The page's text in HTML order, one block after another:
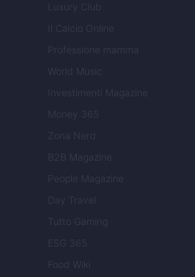
Luxury Club
Il Calcio Online
Professione mamma
World Music
Investimenti Magazine
Money 365
Zona Nerd
B2B Magazine
People Magazine
Day Travel
Tutto Gaming
ESG 365
Food Wiki